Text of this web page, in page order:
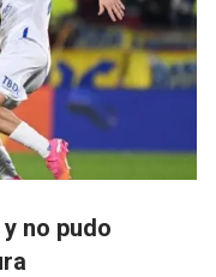
no pudo